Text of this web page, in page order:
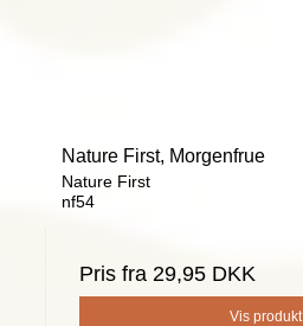
Nature First, Morgenfrue
Nature First
nf54
Pris fra 29,95 DKK
Vis produkt